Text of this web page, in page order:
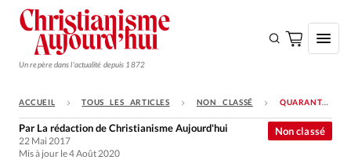
Un repère dans l'actualité depuis 1872
S'ABONNER
Monde
ACCUEIL TOUS LES ARTICLES NON CLASSÉ QUARANTE ANS DE FIDÉLITÉ À SA VOCATION
Non classé
Par La rédaction de Christianisme Aujourd'hui
22 Mai 2017
Mis à jour le 4 Août 2020